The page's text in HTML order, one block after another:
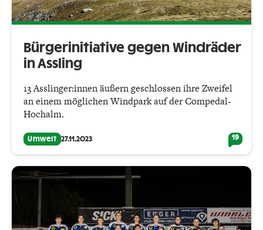
Bürgerinitiative gegen Windräder
in Assling
13 Asslinger:innen äußern geschlossen ihre Zweifel
an einem möglichen Windpark auf der Compedal-
Hochalm.
Umwelt 27.11.2023 19